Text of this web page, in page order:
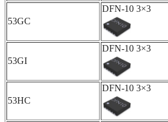
53GC
DFN-10 3×3
53GI
DFN-10 3×3
53HC
DFN-10 3×3